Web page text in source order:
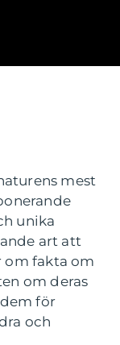
mest
unika
art att
om fakta om
om deras
för
och